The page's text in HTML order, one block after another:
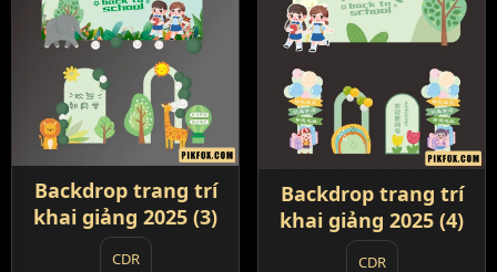
Backdrop trang trí
khai giảng 2025 (3)
CDR
Backdrop trang trí
khai giảng 2025 (4)
CDR